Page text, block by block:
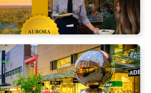
$10,490.00
ADL10779
不同
中文半日打卡遊
ADL10016